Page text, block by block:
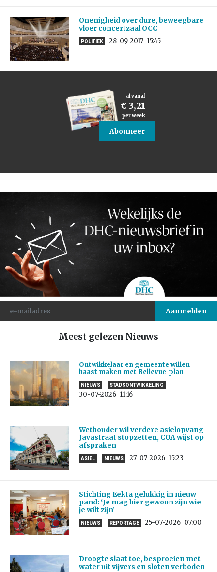
Onenigheid over dure, beweegbare
vloer concertzaal OCC
POLITIEK 28-09-2017 15:45
al vanaf
€ 3,21
per week
Abonneer
Meest gelezen Nieuws
Ontwikkelaar en gemeente willen
haast maken met Bellevue-plan
NIEUWS STADSONTWIKKELING
30-07-2026 11:16
Wethouder wil verdere asielopvang
Javastraat stopzetten, COA wijst op
afspraken
ASIEL NIEUWS 27-07-2026 15:23
Stichting Eekta gelukkig in nieuw
pand: ‘Je mag hier gewoon zijn wie
je wilt zijn’
NIEUWS REPORTAGE 25-07-2026 07:00
Droogte slaat toe, besproeien met
water uit vijvers en sloten verboden